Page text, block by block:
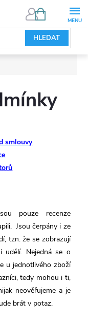
HLEDAT
NÁKUPNÍ
smlouvy
pouze recenze
Jsou čerpány i ze
tzn. že se zobrazují
udělí. Nejedná se o
u jednotlivého zboží
tedy mohou i ti,
neověřujeme a je
brát v potaz.